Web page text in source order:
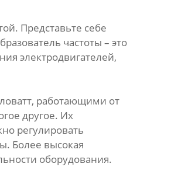
Представьте себе
частоты – это
электродвигателей,
работающими от
другое. Их
регулировать
Более высокая
оборудования.